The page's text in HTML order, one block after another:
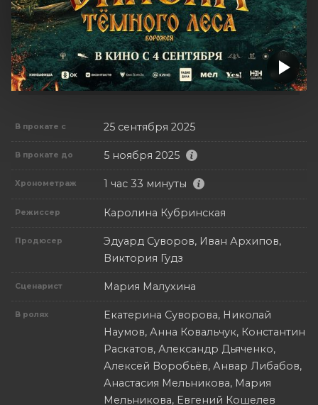
В прокате с 25 сентября 2025
В прокате до 5 ноября 2025
Хронометраж 1 час 33 минуты
Режиссер Каролина Кубринская
Продюсер
Эдуард Суворов, Иван Архипов,
Виктория Гудз
Сценарист Мария Малухина
В ролях
Екатерина Суворова, Николай
Наумов, Анна Ковальчук, Константин
Раскатов, Александр Дьяченко,
Алексей Воробьёв, Анвар Либабов,
Анастасия Мельникова, Мария
Мельникова, Евгений Кошелев